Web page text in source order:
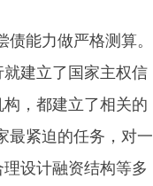
能力做严格测算。
建立了国家主权信
，都建立了相关的
最紧迫的任务，对一
设计融资结构等多